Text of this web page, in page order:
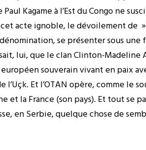
Kagame à l’Est du Congo ne
acte ignoble, le dévoilement de
se présenter sous
lui, que le clan Clinton-
souverain vivant en paix
Et l’OTAN opère, comme le
et la France (son pays). Et tout se
en Serbie, quelque chose de